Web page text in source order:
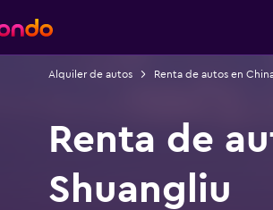
Alquiler de autos Renta de autos en
Renta de
Shuangliu